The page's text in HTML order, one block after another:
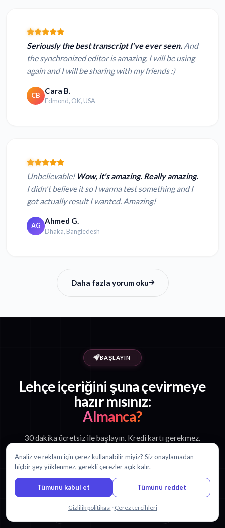
Seriously the best transcript I’ve ever seen. And
the synchronized editor is amazing. I will be using
again and I will be sharing with my friends :)
CB Cara B.
Edmond, OK, USA
Unbelievable! Wow, it's amazing. Really amazing.
I didn't believe it so I wanna test something and I
got actually result I wanted. Amazing!
AG Ahmed G.
Dhaka, Bangledesh
Daha fazla yorum oku
BAŞLAYIN
Lehçe içeriğini şuna çevirmeye
hazır mısınız:
Almanca?
30 dakika ücretsiz ile başlayın. Kredi kartı gerekmez.
Ücretsiz çevirmeye başla
Fiyatlandırmayı görüntüleBizimle sohbet edin
Analiz ve reklam için çerez kullanabilir miyiz? Siz onaylamadan
hiçbir şey yüklenmez, gerekli çerezler açık kalır.
Tümünü kabul et Tümünü reddet
Gizlilik politikası · Çerez tercihleri